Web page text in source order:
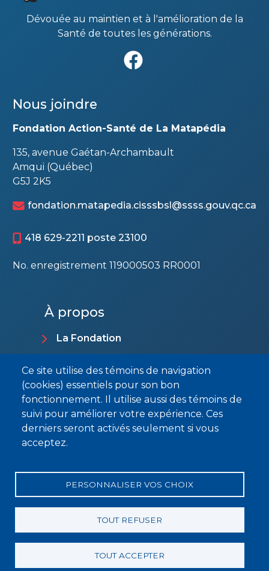
Ce site utilise des témoins de navigation
(cookies) essentiels pour son bon
fonctionnement. Il utilise aussi des témoins de
suivi pour améliorer votre expérience. Ces
derniers seront activés seulement si vous
acceptez.
PERSONNALISER VOS CHOIX
TOUT REFUSER
TOUT ACCEPTER
Dévouée au maintien et à l'amélioration de la
Santé de toutes les générations.
Nous joindre
Fondation Action-Santé de La Matapédia
135, avenue Gaétan-Archambault
Amqui (Québec)
G5J 2K5
fondation.matapedia.cisssbsl@ssss.gouv.qc.ca
418 629-2211 poste 23100
No. enregistrement 119000503 RR0001
À propos
La Fondation
Équipe
Campagnes de financement
Activités et événements en cours